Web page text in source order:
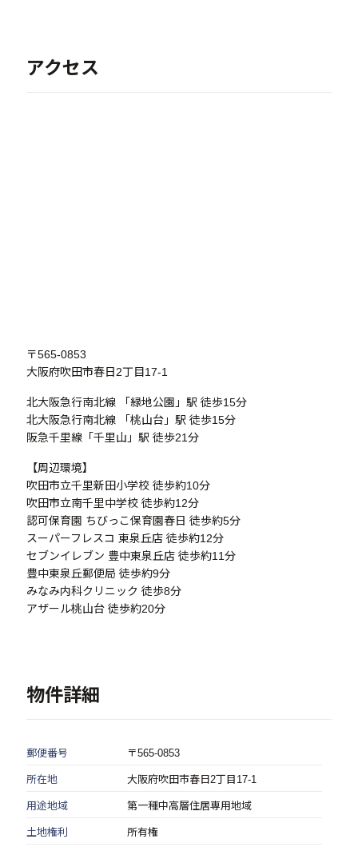
アクセス
〒565-0853
大阪府吹田市春日2丁目17-1
北大阪急行南北線 「緑地公園」駅 徒歩15分
北大阪急行南北線 「桃山台」駅 徒歩15分
阪急千里線「千里山」駅 徒歩21分
【周辺環境】
吹田市立千里新田小学校 徒歩約10分
吹田市立南千里中学校 徒歩約12分
認可保育園 ちびっこ保育園春日 徒歩約5分
スーパーフレスコ 東泉丘店 徒歩約12分
セブンイレブン 豊中東泉丘店 徒歩約11分
豊中東泉丘郵便局 徒歩約9分
みなみ内科クリニック 徒歩8分
アザール桃山台 徒歩約20分
物件詳細
郵便番号 〒565-0853
所在地 大阪府吹田市春日2丁目17-1
用途地域 第一種中高層住居専用地域
土地権利 所有権